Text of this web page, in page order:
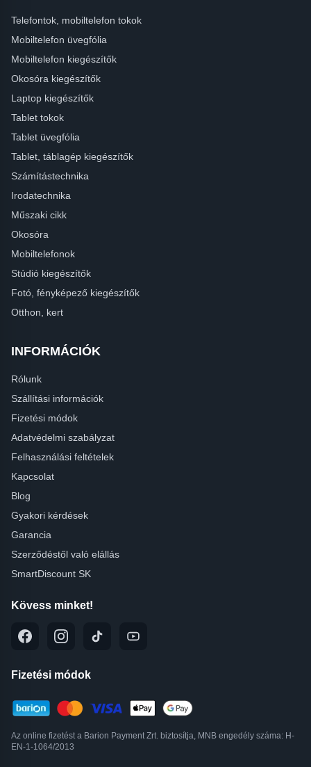
Telefontok, mobiltelefon tokok
Mobiltelefon üvegfólia
Mobiltelefon kiegészítők
Okosóra kiegészítők
Laptop kiegészítők
Tablet tokok
Tablet üvegfólia
Tablet, táblagép kiegészítők
Számítástechnika
Irodatechnika
Műszaki cikk
Okosóra
Mobiltelefonok
Stúdió kiegészítők
Fotó, fényképező kiegészítők
Otthon, kert
INFORMÁCIÓK
Rólunk
Szállítási információk
Fizetési módok
Adatvédelmi szabályzat
Felhasználási feltételek
Kapcsolat
Blog
Gyakori kérdések
Garancia
Szerződéstől való elállás
SmartDiscount SK
Kövess minket!
Fizetési módok
Az online fizetést a Barion Payment Zrt. biztosítja, MNB engedély száma: H-
EN-1-1064/2013